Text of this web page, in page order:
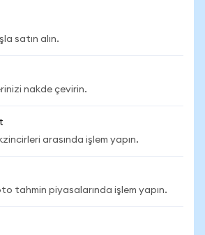
satın alın.
nakde çevirin.
arasında işlem yapın.
tahmin piyasalarında işlem yapın.